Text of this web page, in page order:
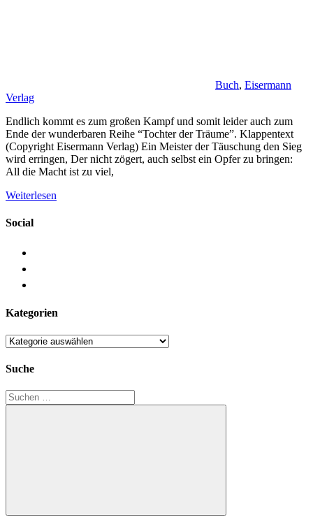
Buch, Eisermann
Verlag
Endlich kommt es zum großen Kampf und somit leider auch zum
Ende der wunderbaren Reihe “Tochter der Träume”. Klappentext
(Copyright Eisermann Verlag) Ein Meister der Täuschung den Sieg
wird erringen, Der nicht zögert, auch selbst ein Opfer zu bringen:
All die Macht ist zu viel,
Weiterlesen
Social
Kategorien
Kategorien
Suche
Suchen
nach:
Suchen